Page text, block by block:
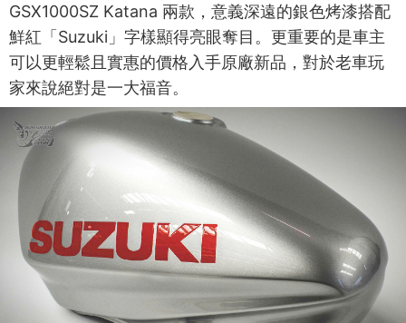
GSX1000SZ Katana 兩款，意義深遠的銀色烤漆搭配
鮮紅「Suzuki」字樣顯得亮眼奪目。更重要的是車主
可以更輕鬆且實惠的價格入手原廠新品，對於老車玩
家來說絕對是一大福音。